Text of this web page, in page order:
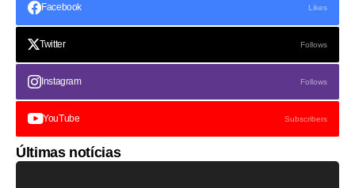
Facebook Likes
Twitter Follows
Instagram Follows
YouTube Subscribers
Últimas notícias